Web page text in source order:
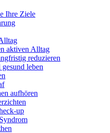
Ihre Ziele
aktiven Alltag
reduzieren
leben
aufhören
up